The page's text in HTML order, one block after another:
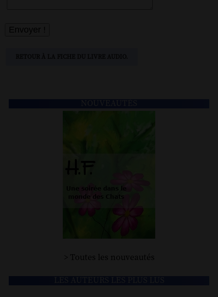
> Toutes les nouveautés